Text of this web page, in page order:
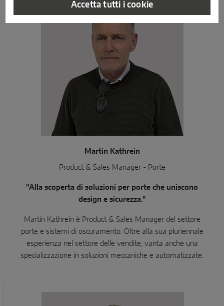
Martin Kathrein
Product & Sales Manager - Porte
"Alla scoperta di soluzioni per porte che uniscono
design e sicurezza."
Martin Kathrein è Product & Sales Manager del settore
porte e sistemi di oscuramento. Oltre alla sua pluriennale
esperienza nel settore delle vendite, vanta anche una
specializzazione in soluzioni meccaniche e automatizzate.
Accetta tutti i cookie